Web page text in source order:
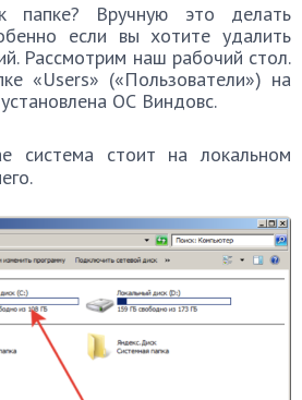
папке? Вручную это делать
если вы хотите удалить
Рассмотрим наш рабочий стол.
«Users» («Пользователи») на
ОС Виндовс.
система стоит на локальном